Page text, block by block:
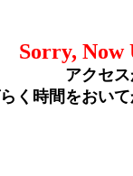
Sorry, Now
アクセ
く時間をおい